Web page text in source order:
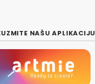
NAŠU APLIKACIJU